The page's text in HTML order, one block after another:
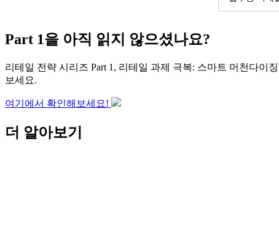
Part 1을 아직 읽지 않으셨나요?
리테일 전략 시리즈 Part 1, 리테일 과제 극복: 스마트 머천다이
보세요.
여기에서 확인해보세요!
더 알아보기